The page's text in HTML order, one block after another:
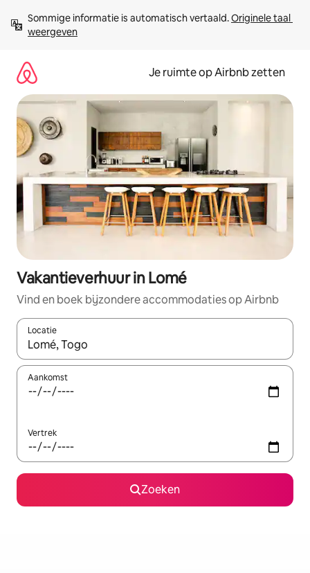
direct
naar
Sommige informatie is automatisch vertaald. Originele taal
weergeven
Je ruimte op Airbnb zetten
Vakantieverhuur in Lomé
Vind en boek bijzondere accommodaties op Airbnb
Locatie
Wanneer er suggesties beschikbaar zijn, maak je een keuze
Aankomst
Vertrek
Zoeken